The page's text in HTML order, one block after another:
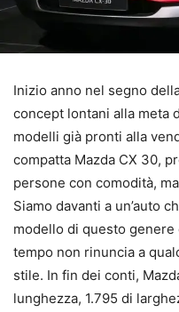
Inizio anno nel segno
concept lontani alla meta
modelli già pronti alla
compatta Mazda CX 30,
persone con comodità,
Siamo davanti a un’auto
modello di questo
tempo non rinuncia a
stile. In fin dei conti,
lunghezza, 1.795 di